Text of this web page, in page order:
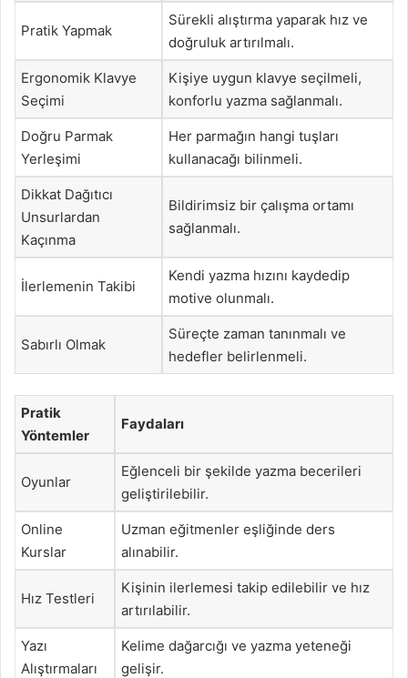
Pratik Yapmak
Sürekli alıştırma yaparak hız ve
doğruluk artırılmalı.
Ergonomik Klavye
Seçimi
Kişiye uygun klavye seçilmeli,
konforlu yazma sağlanmalı.
Doğru Parmak
Yerleşimi
Her parmağın hangi tuşları
kullanacağı bilinmeli.
Dikkat Dağıtıcı
Unsurlardan
Kaçınma
Bildirimsiz bir çalışma ortamı
sağlanmalı.
İlerlemenin Takibi
Kendi yazma hızını kaydedip
motive olunmalı.
Sabırlı Olmak
Süreçte zaman tanınmalı ve
hedefler belirlenmeli.
Pratik
Yöntemler
Faydaları
Oyunlar
Eğlenceli bir şekilde yazma becerileri
geliştirilebilir.
Online
Kurslar
Uzman eğitmenler eşliğinde ders
alınabilir.
Hız Testleri
Kişinin ilerlemesi takip edilebilir ve hız
artırılabilir.
Yazı
Alıştırmaları
Kelime dağarcığı ve yazma yeteneği
gelişir.